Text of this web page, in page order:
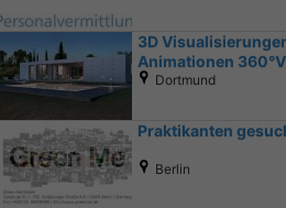
3D
Animationen
Dortmund
Praktikanten
Berlin